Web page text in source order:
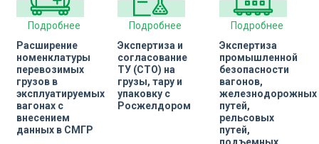
Подробнее
Расширение
номенклатуры
перевозимых
грузов в
эксплуатируемых
вагонах с
внесением
данных в СМГР
Подробнее
Экспертиза и
согласование
ТУ (СТО) на
грузы, тару и
упаковку с
Росжелдором
Подробнее
Экспертиза
промышленной
безопасности
вагонов,
железнодорожных
путей,
рельсовых
путей,